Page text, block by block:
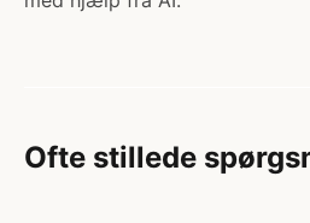
Ofte stillede